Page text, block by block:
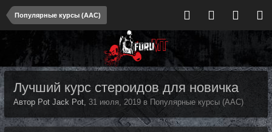
Популярные курсы (ААС)
Лучший курс стероидов для новичка
Автор Pot Jack Pot, 31 июля, 2019 в Популярные курсы (ААС)